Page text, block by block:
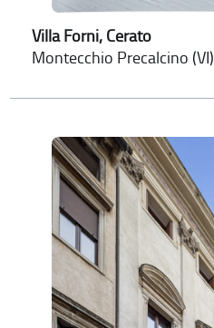
Villa Forni, Cerato
Montecchio Precalcino (VI)